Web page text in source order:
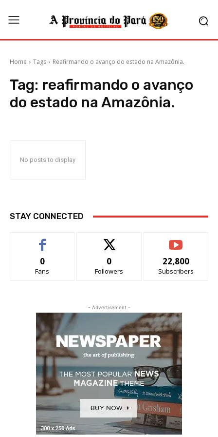
Home Tags Reafirmando o avanço do estado na Amazônia.
Tag: reafirmando o avanço
do estado na Amazônia.
No posts to display
STAY CONNECTED
0
Fans
0
Followers
22,800
Subscribers
- Advertisement -